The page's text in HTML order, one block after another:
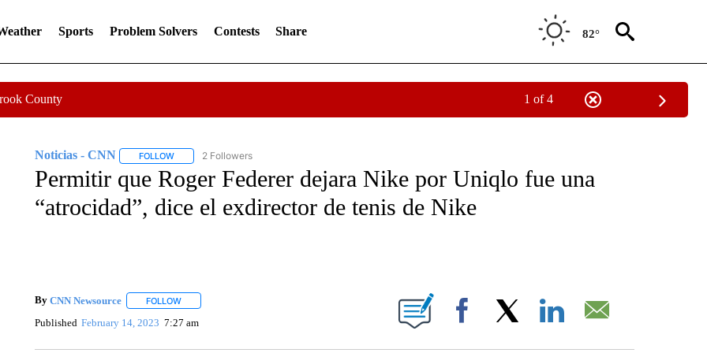
Sports Problem Solvers Contests Share 82°
County 1 of 4
Noticias - CNN FOLLOWFOLLOW "NOTICIAS - CNN" TO RECEIVE NOTIFICATIONS ABOUT NEW PAGES ON "NOTICIAS - CNN".
2 Followers
Permitir que Roger Federer dejara Nike por Uniqlo fue una
“atrocidad”, dice el exdirector de tenis de Nike
By CNN Newsource FOLLOWFOLLOW "" TO RECEIVE NOTIFICATIONS ABOUT NEW PAGES ON "".
Published February 14, 2023 7:27 am Facebook